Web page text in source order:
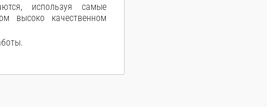
используя самые
высоко качественном